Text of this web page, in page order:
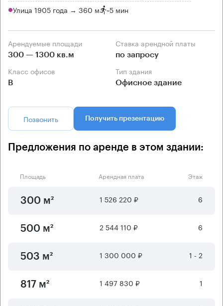
Улица 1905 года → 360 м ~5 мин
Арендуемые площади
300 — 1300 кв.м
Ставка арендной платы
по запросу
Класс офисов
B
Тип здания
Офисное здание
Позвонить Получить презентацию
Предложения по аренде в этом здании:
Площадь Арендная плата Этаж
300 м² 1 526 220 ₽ 6
500 м² 2 544 110 ₽ 6
503 м² 1 300 000 ₽ 1 - 2
817 м² 1 497 830 ₽ 1